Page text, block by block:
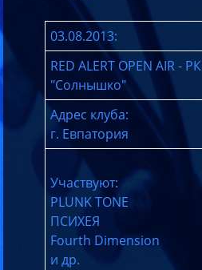
03.08.2013:
RED ALERT OPEN AIR - РК
"Солнышко"
Адрес клуба:
г. Евпатория
Участвуют:
PLUNK TONE
ПСИХЕЯ
Fourth Dimension
и др.